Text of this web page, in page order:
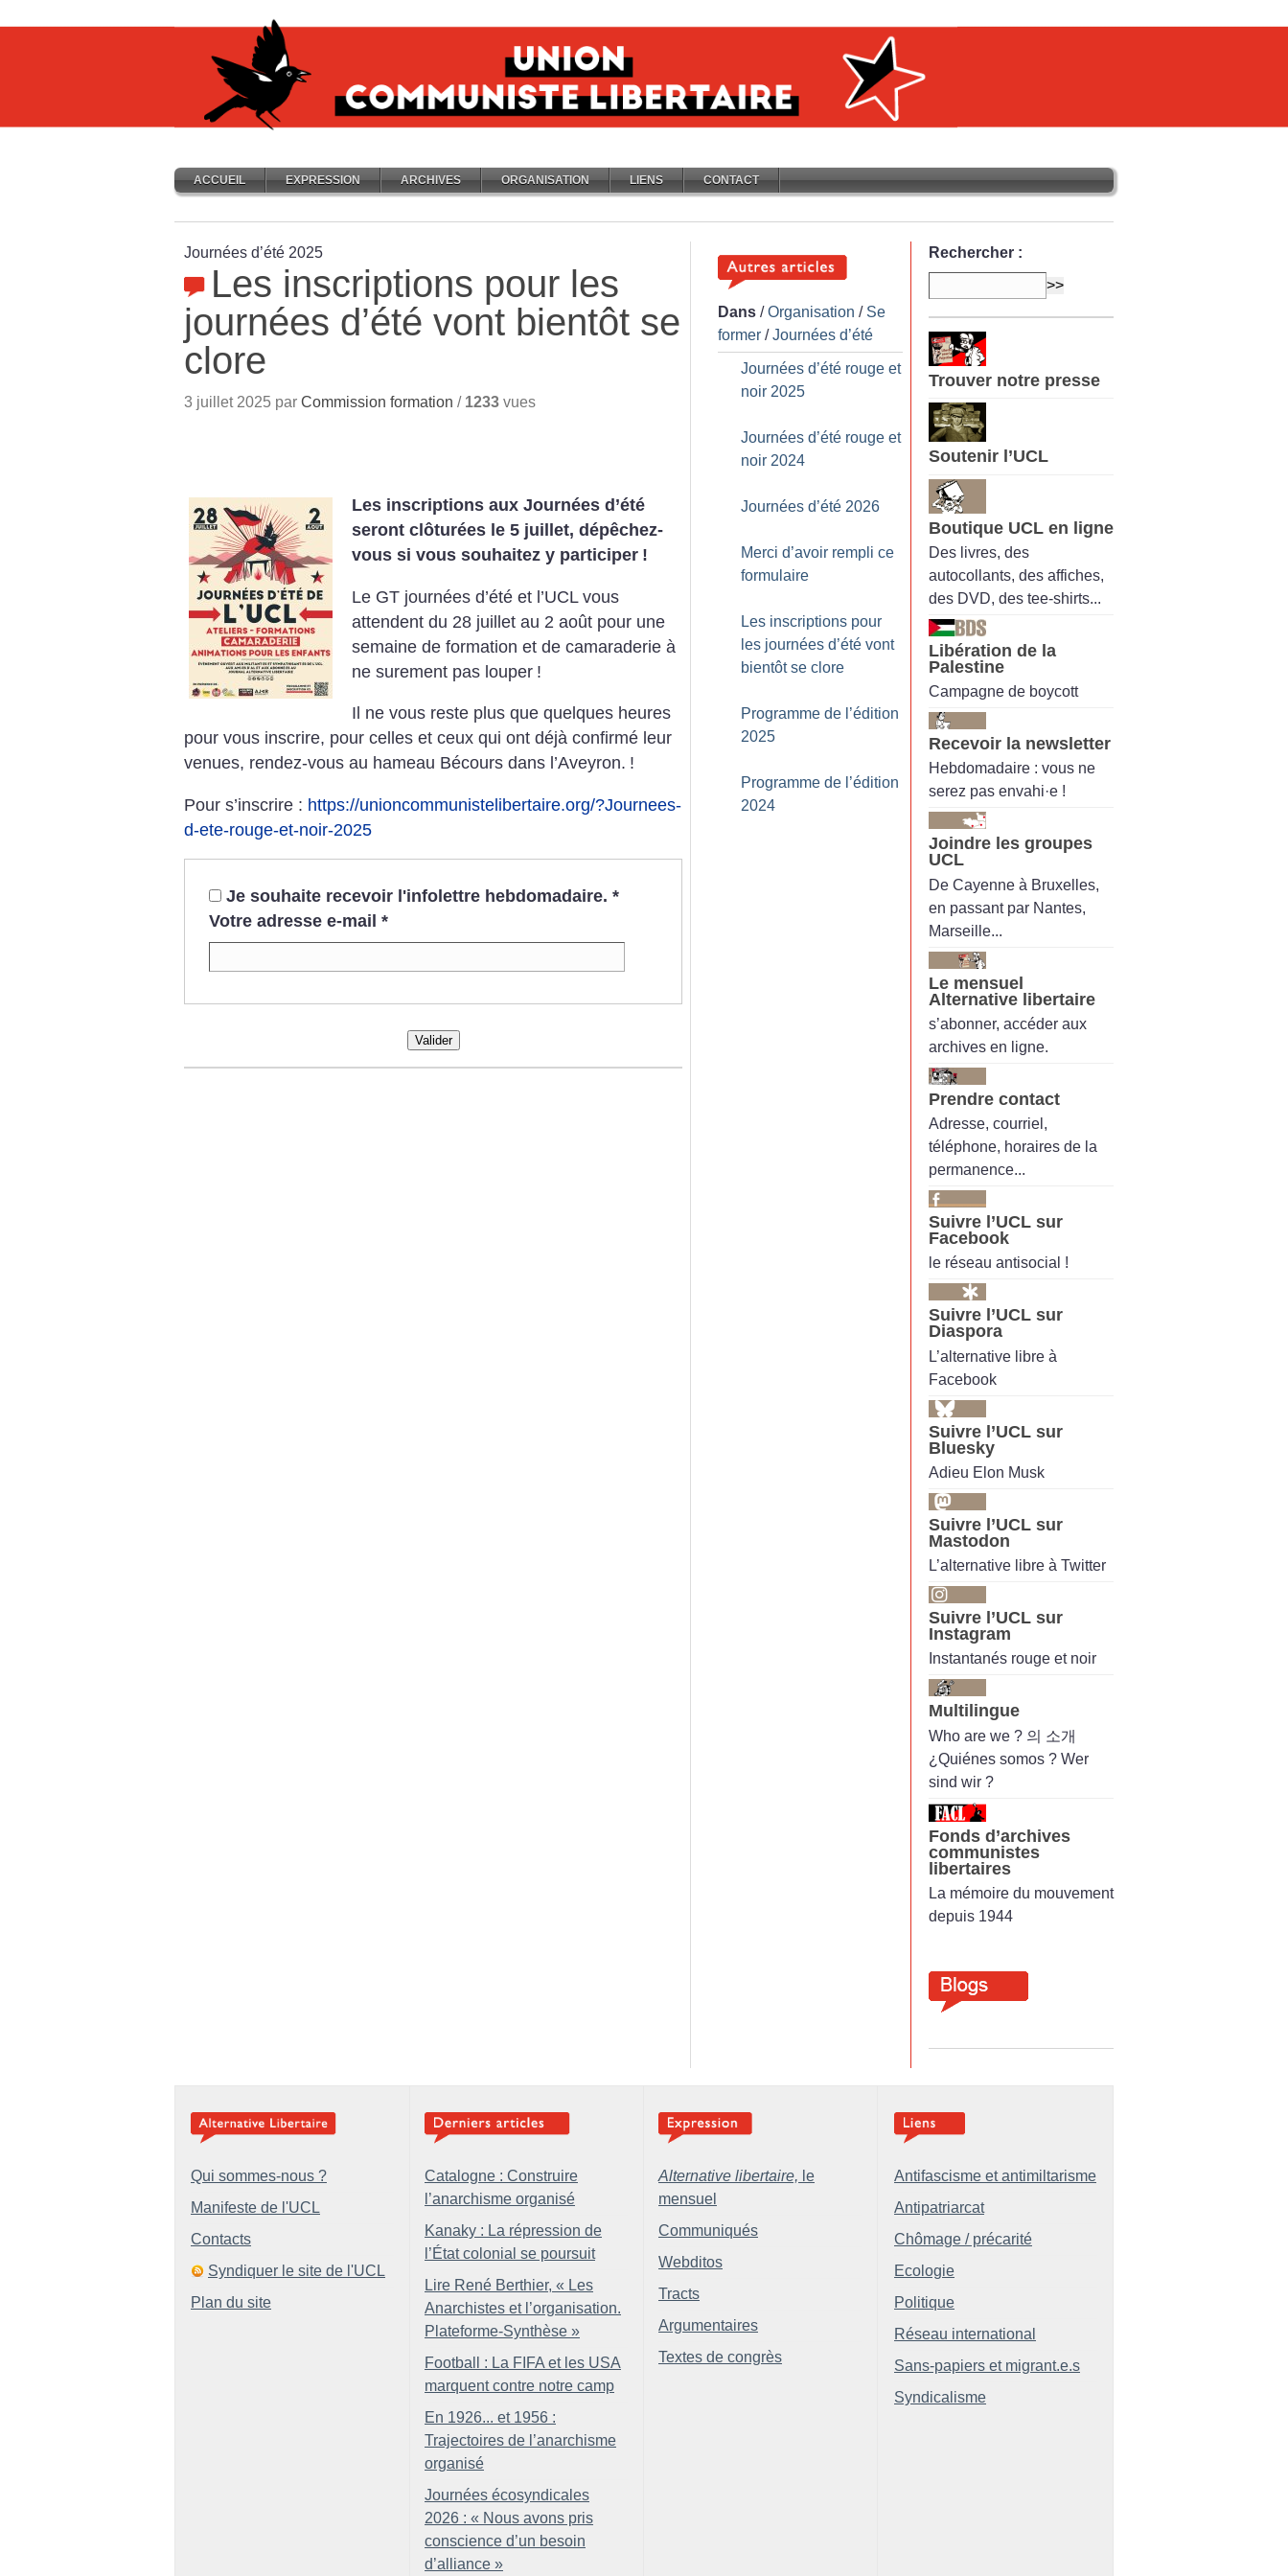
ACCUEIL EXPRESSION ARCHIVES ORGANISATION LIENS CONTACT
Journées d’été 2025
Les inscriptions pour les
journées d’été vont bientôt se
clore
3 juillet 2025 par Commission formation / 1233 vues
Les inscriptions aux Journées d’été
seront clôturées le 5 juillet, dépêchez-
vous si vous souhaitez y participer !
Le GT journées d’été et l’UCL vous
attendent du 28 juillet au 2 août pour une
semaine de formation et de camaraderie à
ne surement pas louper !
Il ne vous reste plus que quelques heures
pour vous inscrire, pour celles et ceux qui ont déjà confirmé leur
venues, rendez-vous au hameau Bécours dans l’Aveyron. !
Pour s’inscrire : https://unioncommunistelibertaire.org/?Journees-
d-ete-rouge-et-noir-2025
Je souhaite recevoir l'infolettre hebdomadaire. *
Votre adresse e-mail *
Valider
Dans /Organisation / Se
former /Journées d’été
Journées d’été rouge et
noir 2025
Journées d’été rouge et
noir 2024
Journées d’été 2026
Merci d’avoir rempli ce
formulaire
Les inscriptions pour
les journées d’été vont
bientôt se clore
Programme de l’édition
2025
Programme de l’édition
2024
Rechercher :
Trouver notre presse
Soutenir l’UCL
Boutique UCL en ligne
Des livres, des
autocollants, des affiches,
des DVD, des tee-shirts...
Libération de la
Palestine
Campagne de boycott
Recevoir la newsletter
Hebdomadaire : vous ne
serez pas envahi·e !
Joindre les groupes
UCL
De Cayenne à Bruxelles,
en passant par Nantes,
Marseille...
Le mensuel
Alternative libertaire
s’abonner, accéder aux
archives en ligne.
Prendre contact
Adresse, courriel,
téléphone, horaires de la
permanence...
Suivre l’UCL sur
Facebook
le réseau antisocial !
Suivre l’UCL sur
Diaspora
L’alternative libre à
Facebook
Suivre l’UCL sur
Bluesky
Adieu Elon Musk
Suivre l’UCL sur
Mastodon
L’alternative libre à Twitter
Suivre l’UCL sur
Instagram
Instantanés rouge et noir
Multilingue
Who are we ? 의 소개
¿Quiénes somos ? Wer
sind wir ?
Fonds d’archives
communistes
libertaires
La mémoire du mouvement
depuis 1944
Qui sommes-nous ?
Manifeste de l'UCL
Contacts
Syndiquer le site de l'UCL
Plan du site
Catalogne : Construire
l’anarchisme organisé
Kanaky : La répression de
l’État colonial se poursuit
Lire René Berthier, « Les
Anarchistes et l’organisation.
Plateforme-Synthèse »
Football : La FIFA et les USA
marquent contre notre camp
En 1926... et 1956 :
Trajectoires de l’anarchisme
organisé
Journées écosyndicales
2026 : « Nous avons pris
conscience d’un besoin
d’alliance »
Alternative libertaire, le
mensuel
Communiqués
Webditos
Tracts
Argumentaires
Textes de congrès
Antifascisme et antimiltarisme
Antipatriarcat
Chômage / précarité
Ecologie
Politique
Réseau international
Sans-papiers et migrant.e.s
Syndicalisme